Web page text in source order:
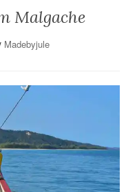
Malgache
Madebyjule